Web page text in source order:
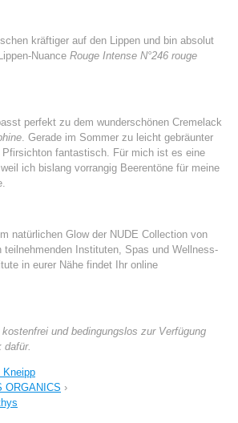
kräftiger auf den Lippen und bin absolut
Nuance Rouge Intense N°246 rouge
perfekt zu dem wunderschönen Cremelack
. Gerade im Sommer zu leicht gebräunter
Pfirsichton fantastisch. Für mich ist es eine
ich bislang vorrangig Beerentöne für meine
natürlichen Glow der NUDE Collection von
Instituten, Spas und Wellness-
in eurer Nähe findet Ihr online
und bedingungslos zur Verfügung
dafür.
Kneipp
ORGANICS ›